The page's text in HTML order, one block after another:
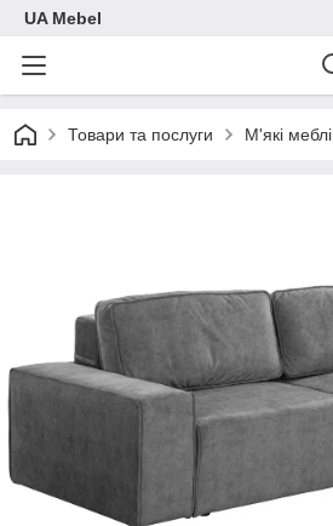
UA Mebel
Товари та послуги М'які меблі